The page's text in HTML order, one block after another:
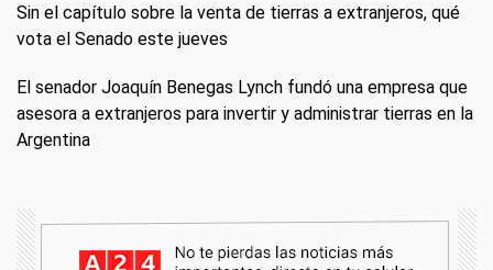
Sin el capítulo sobre la venta de tierras a extranjeros, qué
vota el Senado este jueves
El senador Joaquín Benegas Lynch fundó una empresa que
asesora a extranjeros para invertir y administrar tierras en la
Argentina